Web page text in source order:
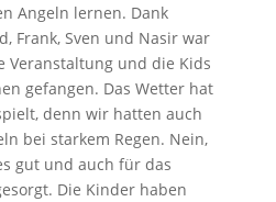
Angeln lernen. Dank
Frank, Sven und Nasir war
Veranstaltung und die Kids
gefangen. Das Wetter hat
denn wir hatten auch
bei starkem Regen. Nein,
gut und auch für das
Die Kinder haben